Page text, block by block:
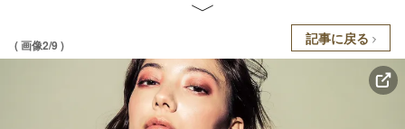
( 画像2/9 ) 記事に戻る